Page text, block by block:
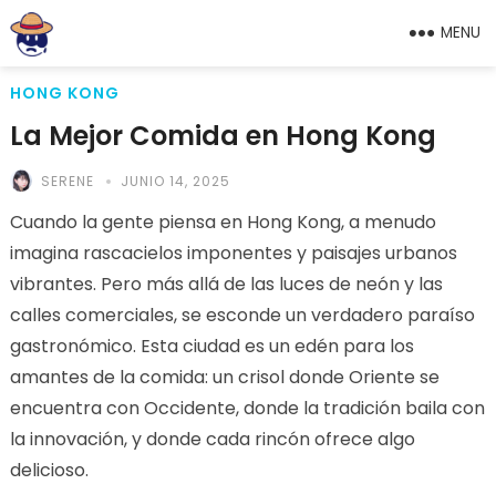
MENU
HONG KONG
La Mejor Comida en Hong Kong
SERENE JUNIO 14, 2025
Cuando la gente piensa en Hong Kong, a menudo
imagina rascacielos imponentes y paisajes urbanos
vibrantes. Pero más allá de las luces de neón y las
calles comerciales, se esconde un verdadero paraíso
gastronómico. Esta ciudad es un edén para los
amantes de la comida: un crisol donde Oriente se
encuentra con Occidente, donde la tradición baila con
la innovación, y donde cada rincón ofrece algo
delicioso.